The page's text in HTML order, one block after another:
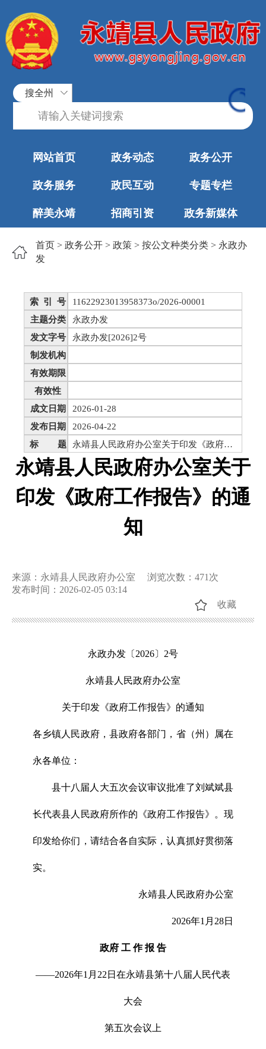
搜全州
网站首页 政务动态 政务公开
政务服务 政民互动 专题专栏
醉美永靖 招商引资 政务新媒体
首页 > 政务公开 > 政策 > 按公文种类分类 > 永政办
发
索 引 号
11622923013958373o/2026-00001
主题分类
永政办发
发文字号
永政办发[2026]2号
制发机构
有效期限
有效性
成文日期
2026-01-28
发布日期
2026-04-22
标 题
永靖县人民政府办公室关于印发《政府工作报告》的通知
永靖县人民政府办公室关于
印发《政府工作报告》的通
知
来源：永靖县人民政府办公室 浏览次数： 471 次
发布时间：2026-02-05 03:14
收藏
永政办发〔2026〕2号
永靖县人民政府办公室
关于印发《政府工作报告》的通知
各乡镇人民政府，县政府各部门，省（州）属在
永各单位：
县十八届人大五次会议审议批准了刘斌斌县
长代表县人民政府所作的《政府工作报告》。现
印发给你们，请结合各自实际，认真抓好贯彻落
实。
永靖县人民政府办公室
2026年1月28日
政府 工 作 报 告
——2026年1月22日在永靖县第十八届人民代表
大会
第五次会议上